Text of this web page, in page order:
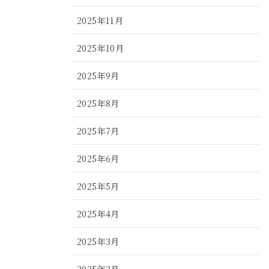
2025年11月
2025年10月
2025年9月
2025年8月
2025年7月
2025年6月
2025年5月
2025年4月
2025年3月